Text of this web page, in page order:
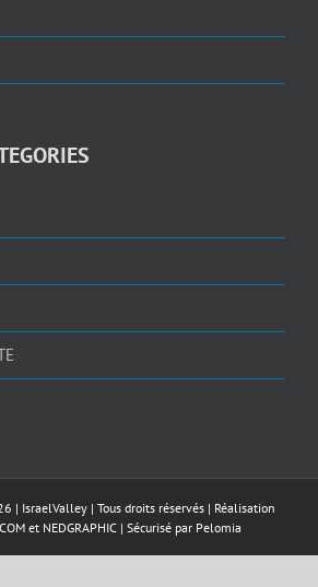
| IsraelValley | Tous droits réservés | Réalisation
et NEDGRAPHIC | Sécurisé par Pelomia